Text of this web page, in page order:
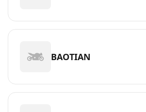
BAOTIAN